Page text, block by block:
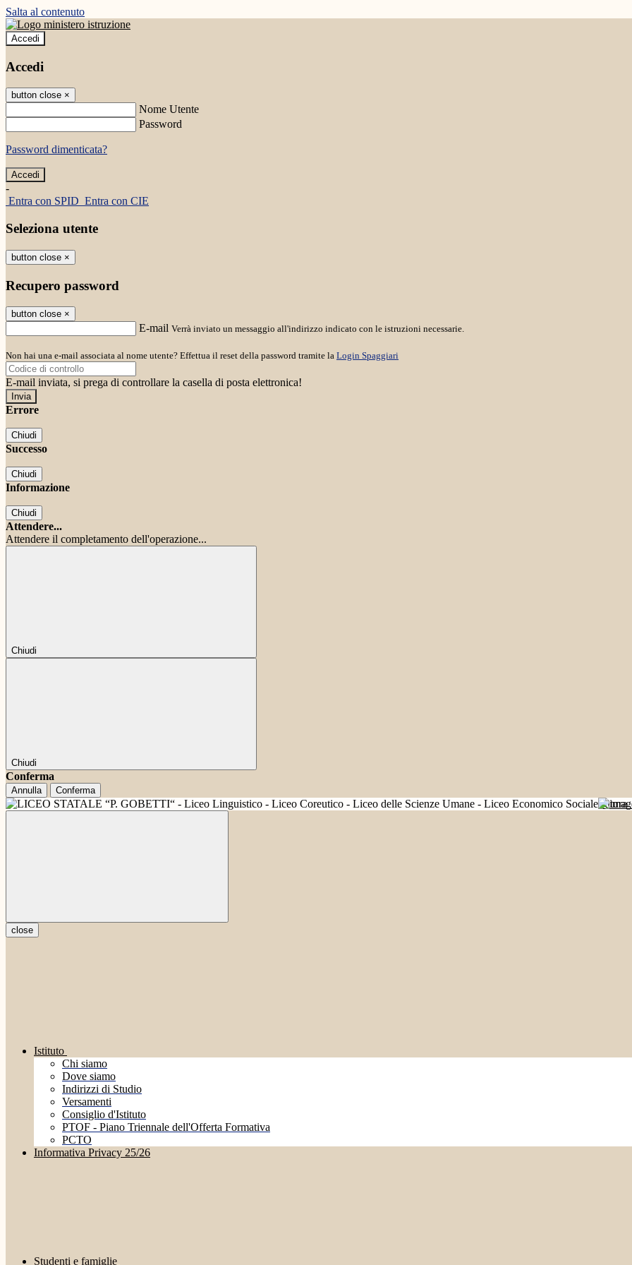
Salta al contenuto
Accedi
Accedi
button close ×
Nome Utente
Password
Password dimenticata?
-
Entra con SPID Entra con CIE
Seleziona utente
button close ×
Recupero password
button close ×
E-mail Verrà inviato un messaggio all'indirizzo indicato con le istruzioni necessarie.
Non hai una e-mail associata al nome utente? Effettua il reset della password tramite la Login Spaggiari
E-mail inviata, si prega di controllare la casella di posta elettronica!
Errore
Chiudi
Successo
Chiudi
Informazione
Chiudi
Attendere...
Attendere il completamento dell'operazione...
Chiudi
Chiudi
Conferma
Annulla Conferma
Futura
close
Istituto
Chi siamo
Dove siamo
Indirizzi di Studio
Versamenti
Consiglio d'Istituto
PTOF - Piano Triennale dell'Offerta Formativa
PCTO
Informativa Privacy 25/26
Studenti e famiglie